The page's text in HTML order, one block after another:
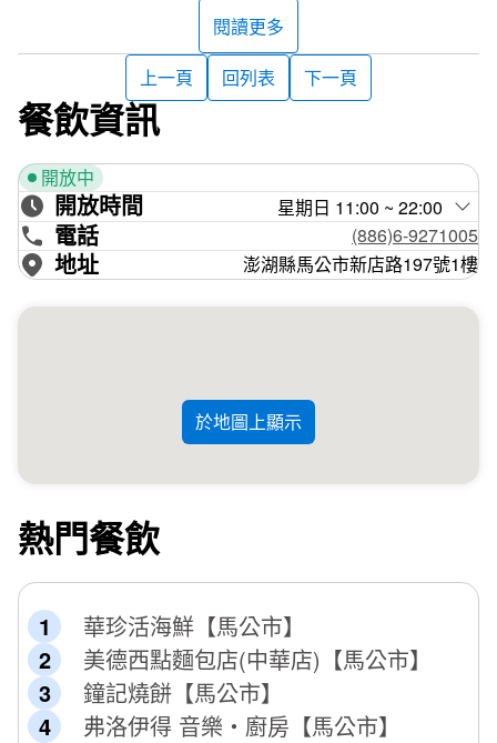
閱讀更多
上一頁
回列表 下一頁
餐飲資訊
開放中
開放時間 星期日 11:00 ~ 22:00
電話 (886)6-9271005
地址 澎湖縣馬公市新店路197號1樓
於地圖上顯示
熱門餐飲
華珍活海鮮【馬公市】
美德西點麵包店(中華店)【馬公市】
鐘記燒餅【馬公市】
弗洛伊得 音樂‧廚房【馬公市】